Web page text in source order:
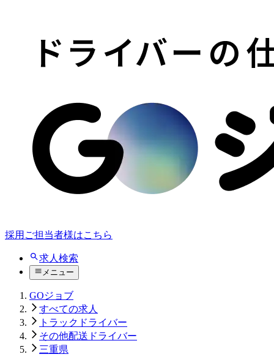
採用ご担当者様はこちら
求人検索
メニュー
GOジョブ
すべての求人
トラックドライバー
その他配送ドライバー
三重県